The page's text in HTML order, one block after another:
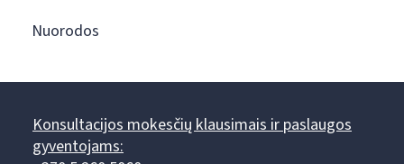
Nuorodos
Konsultacijos mokesčių klausimais ir paslaugos
gyventojams: